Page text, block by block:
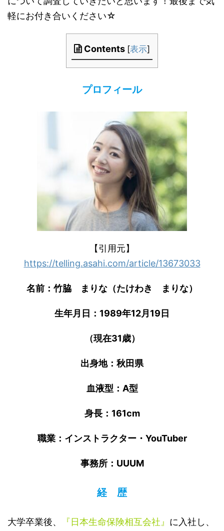
軽にお付き合いください☆
Contents [表示]
プロフィール
【引用元】
https://telling.asahi.com/article/13673033
名前：竹脇 まりな（たけわき まりな）
生年月日： 1989年12月 19 日
（現在31歳）
出身地：秋田県
血液型： A型
身長： 161cm
職業：インストラクター・ YouTuber
事務所： UUUM
経 歴
大学卒業後、 『日本生命保険相互会社』 に入社し、